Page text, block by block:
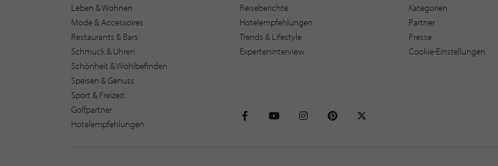
Leben & Wohnen
Mode & Accessoires
Restaurants & Bars
Schmuck & Uhren
Schönheit & Wohlbefinden
Speisen & Genuss
Sport & Freizeit
Golfpartner
Hotelempfehlungen
Reiseberichte
Hotelempfehlungen
Trends & Lifestyle
Experteninterview
Kategorien
Partner
Presse
Cookie-Einstellungen